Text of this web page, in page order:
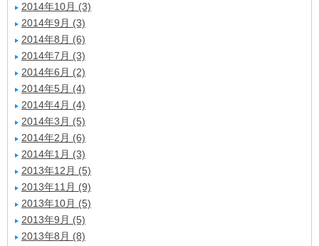
2014年10月 (3)
2014年9月 (3)
2014年8月 (6)
2014年7月 (3)
2014年6月 (2)
2014年5月 (4)
2014年4月 (4)
2014年3月 (5)
2014年2月 (6)
2014年1月 (3)
2013年12月 (5)
2013年11月 (9)
2013年10月 (5)
2013年9月 (5)
2013年8月 (8)